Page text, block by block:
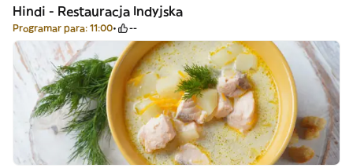
Hindi - Restauracja Indyjska
Programar para: 11:00 --